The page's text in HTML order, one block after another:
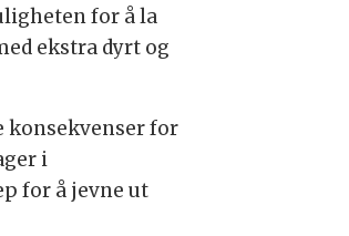
for å la
ekstra dyrt og
konsekvenser for
i
for å jevne ut